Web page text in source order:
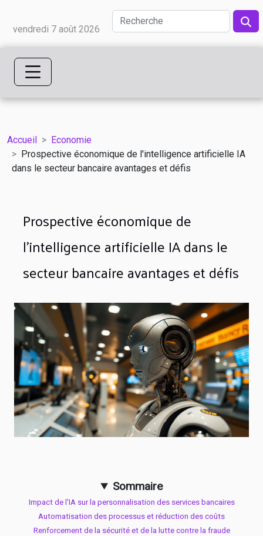
vendredi 7 août 2026
Accueil
Economie
Prospective économique de l'intelligence artificielle IA
dans le secteur bancaire avantages et défis
Prospective économique de
l'intelligence artificielle IA dans le
secteur bancaire avantages et défis
Sommaire
Impact de l'IA sur la personnalisation des services bancaires
Automatisation des processus et réduction des coûts
Renforcement de la sécurité et de la lutte contre la fraude